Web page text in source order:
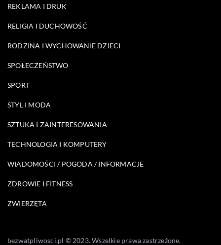
REKLAMA I DRUK
RELIGIA I DUCHOWOŚĆ
RODZINA I WYCHOWANIE DZIECI
SPOŁECZEŃSTWO
SPORT
STYL I MODA
SZTUKA I ZAINTERESOWANIA
TECHNOLOGIA I KOMPUTERY
WIADOMOŚCI / POGODA / INFORMACJE
ZDROWIE I FITNESS
ZWIERZĘTA
bezwatpliwosci.pl © 2023. Wszelkie prawa zastrzeżone.